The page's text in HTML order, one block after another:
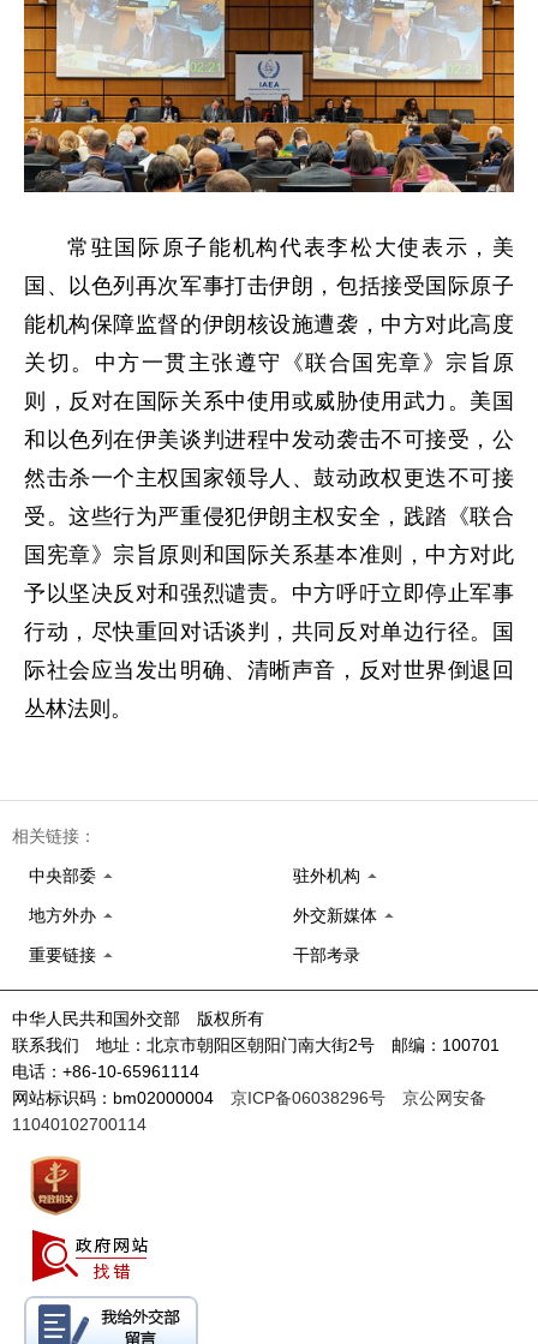
常驻国际原子能机构代表李松大使表示，美
国、以色列再次军事打击伊朗，包括接受国际原子
能机构保障监督的伊朗核设施遭袭，中方对此高度
关切。中方一贯主张遵守《联合国宪章》宗旨原
则，反对在国际关系中使用或威胁使用武力。美国
和以色列在伊美谈判进程中发动袭击不可接受，公
然击杀一个主权国家领导人、鼓动政权更迭不可接
受。这些行为严重侵犯伊朗主权安全，践踏《联合
国宪章》宗旨原则和国际关系基本准则，中方对此
予以坚决反对和强烈谴责。中方呼吁立即停止军事
行动，尽快重回对话谈判，共同反对单边行径。国
际社会应当发出明确、清晰声音，反对世界倒退回
丛林法则。
相关链接：
中央部委 驻外机构
地方外办 外交新媒体
重要链接 干部考录
中华人民共和国外交部 版权所有
联系我们 地址：北京市朝阳区朝阳门南大街2号 邮编：100701
电话：+86-10-65961114
网站标识码：bm02000004 京ICP备06038296号
京公网安备
11040102700114